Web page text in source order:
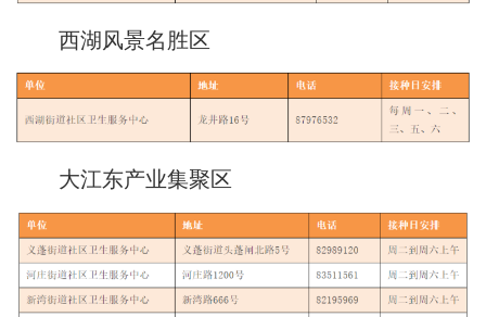
西湖风景名胜区
大江东产业集聚区